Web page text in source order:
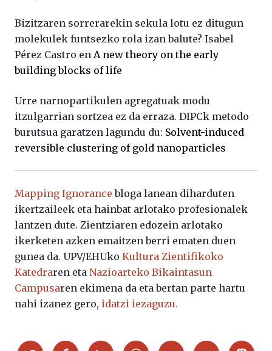
Bizitzaren sorrerarekin sekula lotu ez ditugun
molekulek funtsezko rola izan balute? Isabel
Pérez Castro en A new theory on the early
building blocks of life
Urre narnopartikulen agregatuak modu
itzulgarrian sortzea ez da erraza. DIPCk metodo
burutsua garatzen lagundu du: Solvent-induced
reversible clustering of gold nanoparticles
Mapping Ignorance bloga lanean diharduten
ikertzaileek eta hainbat arlotako profesionalek
lantzen dute. Zientziaren edozein arlotako
ikerketen azken emaitzen berri ematen duen
gunea da. UPV/EHUko Kultura Zientifikoko
Katedraren eta Nazioarteko Bikaintasun
Campusaren ekimena da eta bertan parte hartu
nahi izanez gero, idatzi iezaguzu.
Partekatu